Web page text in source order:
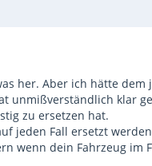
her. Aber ich hätte dem
unmißverständlich klar
zu ersetzen hat.
jeden Fall ersetzt
wenn dein Fahrzeug im